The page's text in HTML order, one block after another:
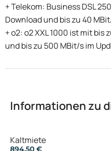
+ Telekom: Business DSL
Download und bis zu 40
+ o2: o2 XXL 1000 ist mit bis
und bis zu 500 MBit/s im
Informationen zu
Kaltmiete
894,50 €